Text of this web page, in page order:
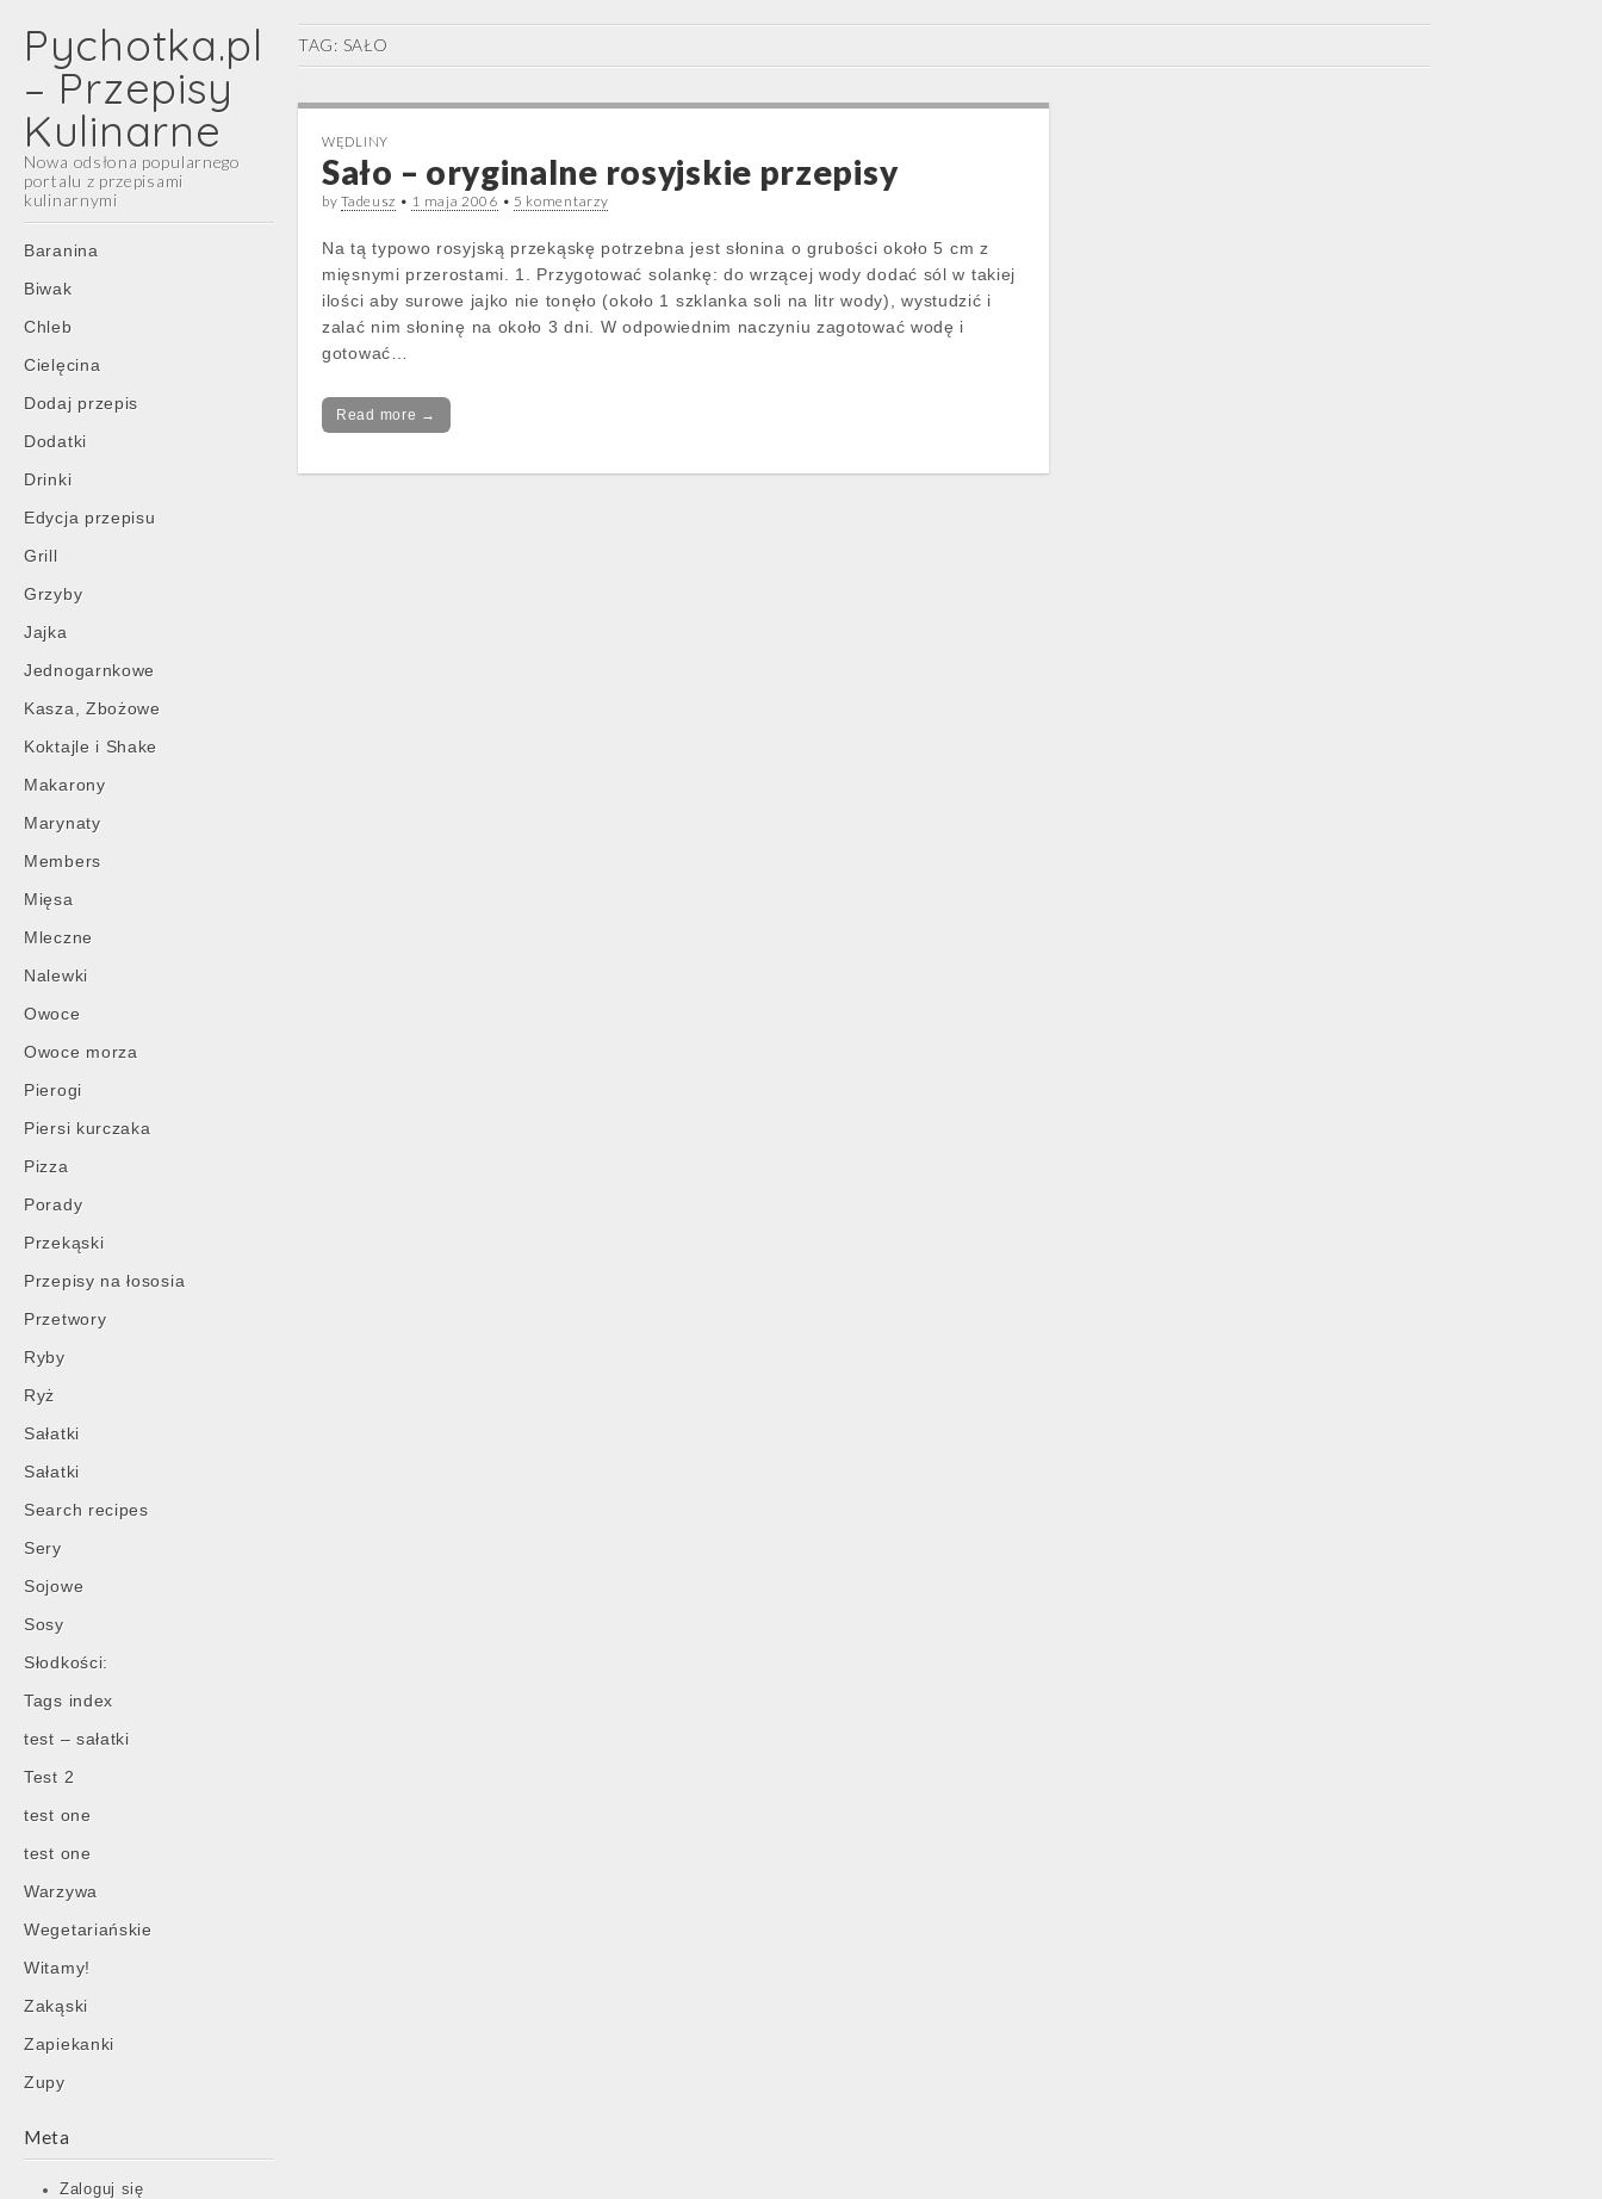
Pychotka.pl
– Przepisy
Kulinarne
Nowa odsłona popularnego
portalu z przepisami
kulinarnymi
Main
menu
Skip
content
Baranina
Biwak
Chleb
Cielęcina
Dodaj przepis
Dodatki
Drinki
Edycja przepisu
Grill
Grzyby
Jajka
Jednogarnkowe
Kasza, Zbożowe
Koktajle i Shake
Makarony
Marynaty
Members
Mięsa
Mleczne
Nalewki
Owoce
Owoce morza
Pierogi
Piersi kurczaka
Pizza
Porady
Przekąski
Przepisy na łososia
Przetwory
Ryby
Ryż
Sałatki
Sałatki
Search recipes
Sery
Sojowe
Sosy
Słodkości:
Tags index
test – sałatki
Test 2
test one
test one
Warzywa
Wegetariańskie
Witamy!
Zakąski
Zapiekanki
Zupy
Meta
Zaloguj się
TAG: SAŁO
WĘDLINY
Sało – oryginalne rosyjskie przepisy
byTadeusz • 1 maja 2006 • 5 komentarzy
Na tą typowo rosyjską przekąskę potrzebna jest słonina o grubości około 5 cm z
mięsnymi przerostami. 1. Przygotować solankę: do wrzącej wody dodać sól w takiej
ilości aby surowe jajko nie tonęło (około 1 szklanka soli na litr wody), wystudzić i
zalać nim słoninę na około 3 dni. W odpowiednim naczyniu zagotować wodę i
gotować…
Read more →